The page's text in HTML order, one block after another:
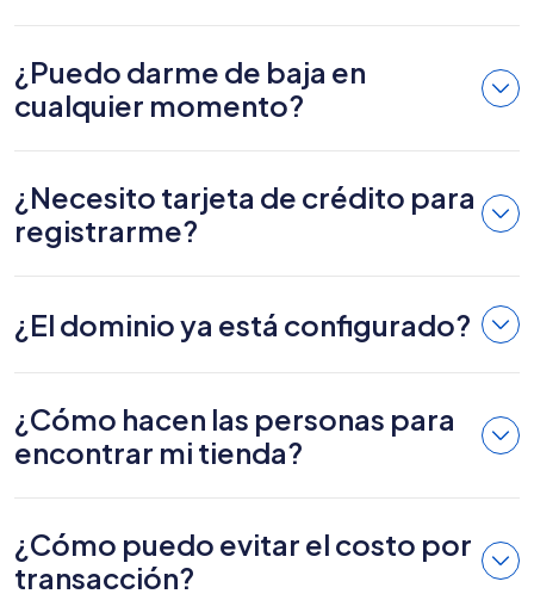
¿Puedo darme de baja en
cualquier momento?
¿Necesito tarjeta de crédito para
registrarme?
¿El dominio ya está configurado?
¿Cómo hacen las personas para
encontrar mi tienda?
¿Cómo puedo evitar el costo por
transacción?